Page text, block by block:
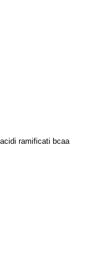
ramificati bcaa